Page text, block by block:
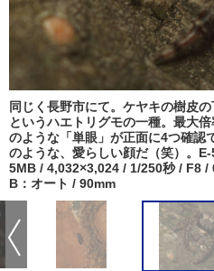
同じく長野市にて。ケヤキの樹皮
というハエトリグモの一種。最大
のような「単眼」が正面に4つ確認
のような、愛らしい顔だ（笑）。
5MB / 4,032×3,024 / 1/250秒 / F8 /
B：オート / 90mm